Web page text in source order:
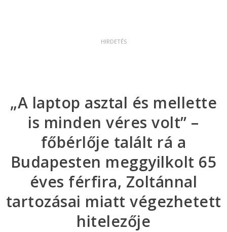
„A laptop asztal és mellette
is minden véres volt” –
főbérlője talált rá a
Budapesten meggyilkolt 65
éves férfira, Zoltánnal
tartozásai miatt végezhetett
hitelezője